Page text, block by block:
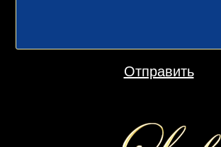
Отправить